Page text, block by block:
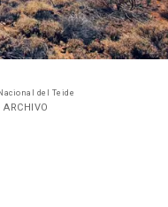
del Teide